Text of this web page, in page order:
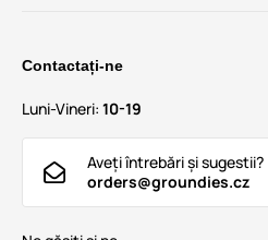
Contactați-ne
Luni-Vineri: 10-19
Aveți întrebări și sugestii?
orders@groundies.cz